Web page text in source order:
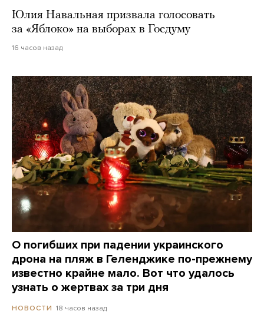
Юлия Навальная призвала голосовать
за «Яблоко» на выборах в Госдуму
16 часов назад
О погибших при падении украинского
дрона на пляж в Геленджике по-прежнему
известно крайне мало. Вот что удалось
узнать о жертвах за три дня
НОВОСТИ 18 часов назад